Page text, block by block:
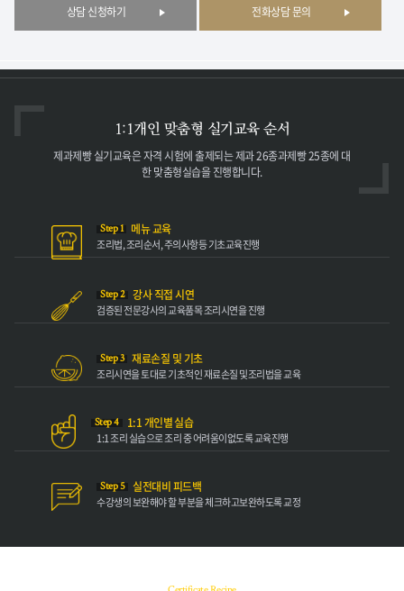
상담 신청하기 전화상담 문의
1:1개인 맞춤형 실기교육 순서
제과제빵 실기교육은 자격시험에 출제되는 제과 26종과제빵 25종에 대
한 맞춤형실습을 진행합니다.
Step 1 메뉴 교육
조리법, 조리순서,주의사항등 기초교육진행
Step 2 강사 직접 시연
검증된 전문강사의교육품목 조리시연을 진행
Step 3 재료손질 및 기초
조리시연을 토대로기초적인 재료손질 및조리법을 교육
Step 4 1:1 개인별 실습
1:1 조리 실습으로조리 중 어려움이없도록 교육진행
Step 5 실전대비 피드백
수강생의 보완해야할 부분을 체크하고보완하도록 교정